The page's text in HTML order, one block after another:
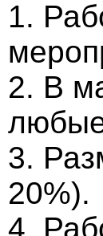
1.
2. В
3.
20%).
4.